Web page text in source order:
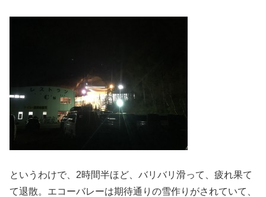
というわけで、2時間半ほど、バリバリ滑って、疲れ果て
て退散。エコーバレーは期待通りの雪作りがされていて、